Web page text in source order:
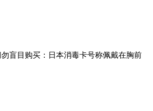
盲目购买：日本消毒卡号称佩戴在胸前